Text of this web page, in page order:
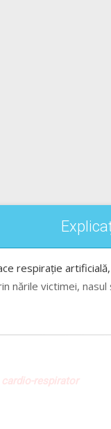
respirație
nările victimei,
respirator